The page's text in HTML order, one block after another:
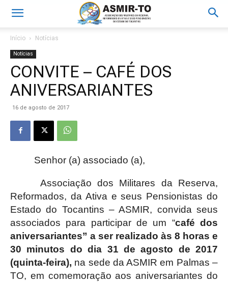
Início Notícias
Notícias
CONVITE – CAFÉ DOS
ANIVERSARIANTES
16 de agosto de 2017
Senhor (a) associado (a),
Associação dos Militares da Reserva,
Reformados, da Ativa e seus Pensionistas do
Estado do Tocantins – ASMIR, convida seus
associados para participar de um “café dos
aniversariantes” a ser realizado às 8 horas e
30 minutos do dia 31 de agosto de 2017
(quinta-feira), na sede da ASMIR em Palmas –
TO, em comemoração aos aniversariantes do